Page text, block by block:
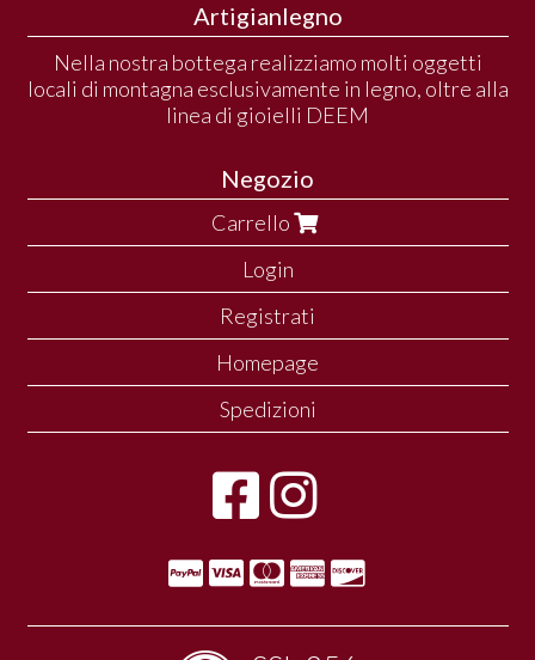
Artigianlegno
Nella nostra bottega realizziamo molti oggetti
locali di montagna esclusivamente in legno, oltre alla
linea di gioielli DEEM
Negozio
Carrello
Login
Registrati
Homepage
Spedizioni